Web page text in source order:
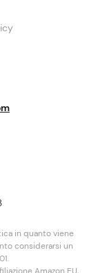
in quanto viene
considerarsi un